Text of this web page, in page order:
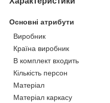
Основні атрибути
Виробник
Країна виробник
В комплект входить
Кількість персон
Матеріал
Матеріал каркасу